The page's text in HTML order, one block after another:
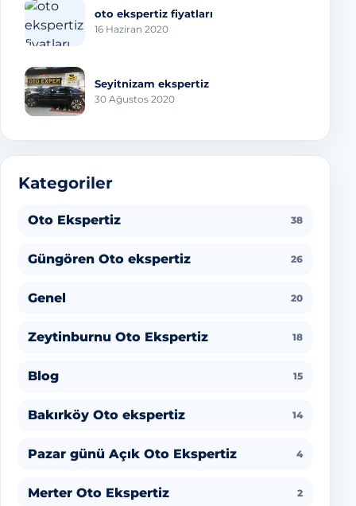
oto ekspertiz fiyatları
16 Haziran 2020
Seyitnizam ekspertiz
30 Ağustos 2020
Kategoriler
Oto Ekspertiz 38
Güngören Oto ekspertiz 26
Genel 20
Zeytinburnu Oto Ekspertiz 18
Blog 15
Bakırköy Oto ekspertiz 14
Pazar günü Açık Oto Ekspertiz 4
Merter Oto Ekspertiz 2